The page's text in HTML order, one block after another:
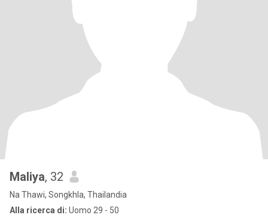
Maliya, 32
Na Thawi, Songkhla, Thailandia
Alla ricerca di: Uomo 29 - 50